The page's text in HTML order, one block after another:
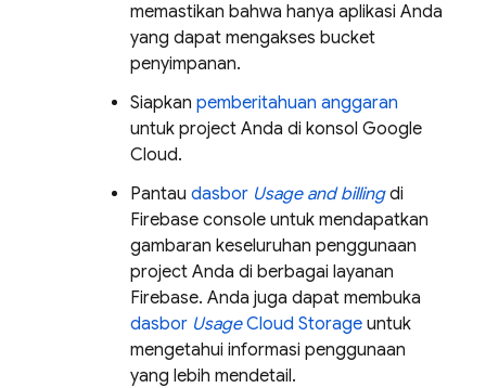
memastikan bahwa hanya aplikasi Anda
yang dapat mengakses bucket
penyimpanan.
Siapkan pemberitahuan anggaran
untuk project Anda di konsol Google
Cloud.
Pantau dasbor Usage and billingdi
Firebase console untuk mendapatkan
gambaran keseluruhan penggunaan
project Anda di berbagai layanan
Firebase. Anda juga dapat membuka
dasbor UsageCloud Storage untuk
mengetahui informasi penggunaan
yang lebih mendetail.